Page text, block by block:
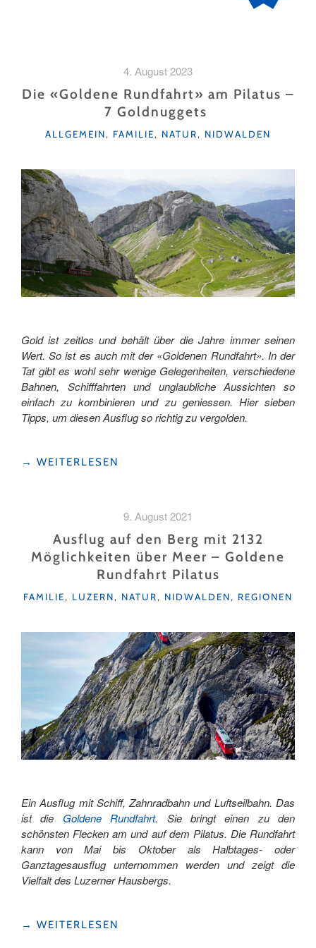
4. August 2023
Die «Goldene Rundfahrt» am Pilatus –
7 Goldnuggets
KATEGORIEN
ALLGEMEIN, FAMILIE, NATUR, NIDWALDEN
Gold ist zeitlos und behält über die Jahre immer seinen
Wert. So ist es auch mit der «Goldenen Rundfahrt». In der
Tat gibt es wohl sehr wenige Gelegenheiten, verschiedene
Bahnen, Schifffahrten und unglaubliche Aussichten so
einfach zu kombinieren und zu geniessen. Hier sieben
Tipps, um diesen Ausflug so richtig zu vergolden.
"DIE
GOLDNUGGETS "
→ WEITERLESEN
9. August 2021
Ausflug auf den Berg mit 2132
Möglichkeiten über Meer – Goldene
Rundfahrt Pilatus
KATEGORIEN
FAMILIE, LUZERN, NATUR, NIDWALDEN, REGIONEN
Ein Ausflug mit Schiff, Zahnradbahn und Luftseilbahn. Das
ist die Goldene Rundfahrt. Sie bringt einen zu den
schönsten Flecken am und auf dem Pilatus. Die Rundfahrt
kann von Mai bis Oktober als Halbtages- oder
Ganztagesausflug unternommen werden und zeigt die
Vielfalt des Luzerner Hausbergs.
"AUSFLUG
→ WEITERLESEN